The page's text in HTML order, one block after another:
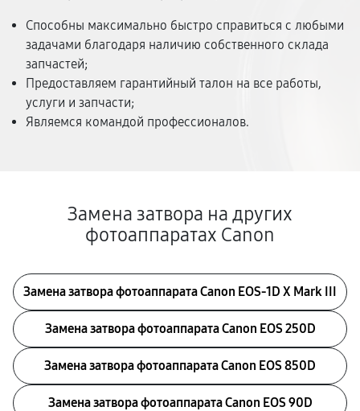
Способны максимально быстро справиться с любыми
задачами благодаря наличию собственного склада
запчастей;
Предоставляем гарантийный талон на все работы,
услуги и запчасти;
Являемся командой профессионалов.
Замена затвора на других
фотоаппаратах Canon
Замена затвора фотоаппарата Canon EOS‑1D X Mark III
Замена затвора фотоаппарата Canon EOS 250D
Замена затвора фотоаппарата Canon EOS 850D
Замена затвора фотоаппарата Canon EOS 90D